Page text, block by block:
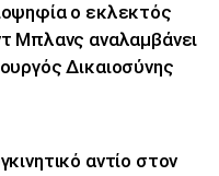
ο εκλεκτός
Μπλανς αναλαμβάνει
Δικαιοσύνης
αντίο στον